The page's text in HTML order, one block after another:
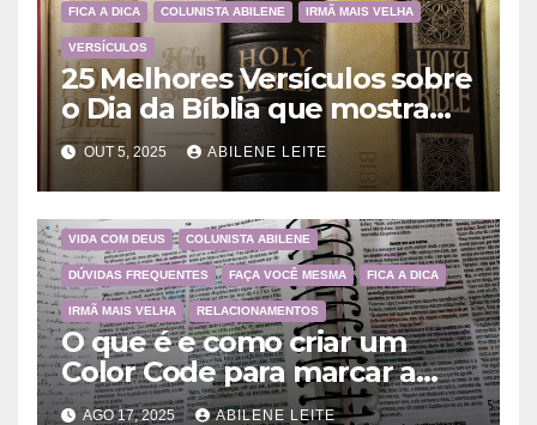
FICA A DICA COLUNISTA ABILENE IRMÃ MAIS VELHA
VERSÍCULOS
25 Melhores Versículos sobre
o Dia da Bíblia que mostram
a importância da Palavra de
Deus
OUT 5, 2025 ABILENE LEITE
VIDA COM DEUS COLUNISTA ABILENE
DÚVIDAS FREQUENTES FAÇA VOCÊ MESMA FICA A DICA
IRMÃ MAIS VELHA RELACIONAMENTOS
O que é e como criar um
Color Code para marcar a
Bíblia?
AGO 17, 2025 ABILENE LEITE